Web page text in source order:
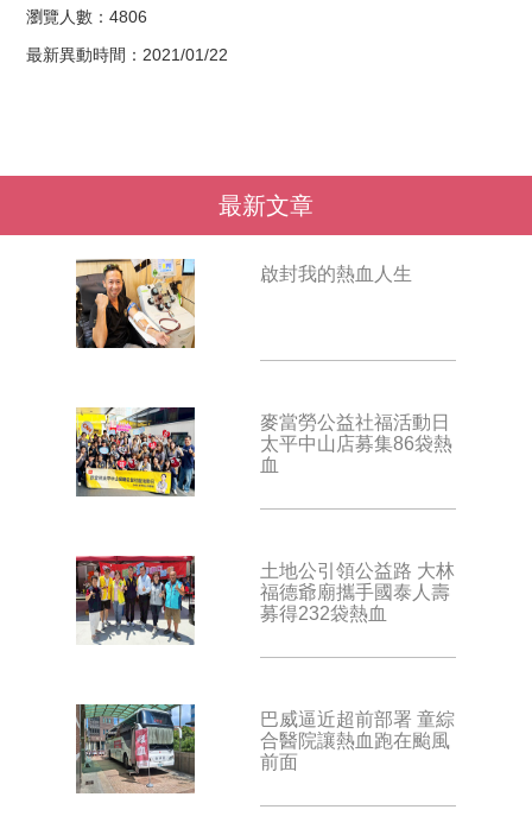
瀏覽人數：4806
最新異動時間：2021/01/22
最新文章
啟封我的熱血人生
麥當勞公益社福活動日
太平中山店募集86袋熱
血
土地公引領公益路 大林
福德爺廟攜手國泰人壽
募得232袋熱血
巴威逼近超前部署 童綜
合醫院讓熱血跑在颱風
前面